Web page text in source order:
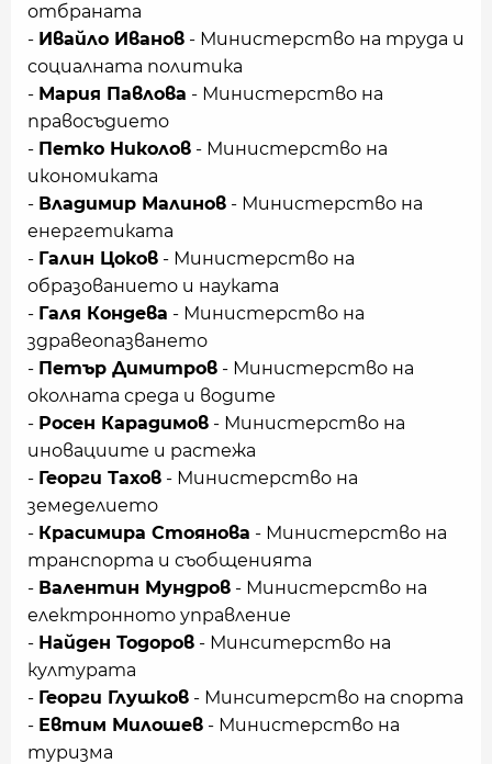
отбраната
- Ивайло Иванов - Министерство на труда и
социалната политика
- Мария Павлова - Министерство на
правосъдието
- Петко Николов - Министерство на
икономиката
- Владимир Малинов - Министерство на
енергетиката
- Галин Цоков - Министерство на
образованието и науката
- Галя Кондева - Министерство на
здравеопазването
- Петър Димитров - Министерство на
околната среда и водите
- Росен Карадимов - Министерство на
иновациите и растежа
- Георги Тахов - Министерство на
земеделието
- Красимира Стоянова - Министерство на
транспорта и съобщенията
- Валентин Мундров - Министерство на
електронното управление
- Найден Тодоров - Минситерство на
културата
- Георги Глушков - Минситерство на спорта
- Евтим Милошев - Министерство на
туризма